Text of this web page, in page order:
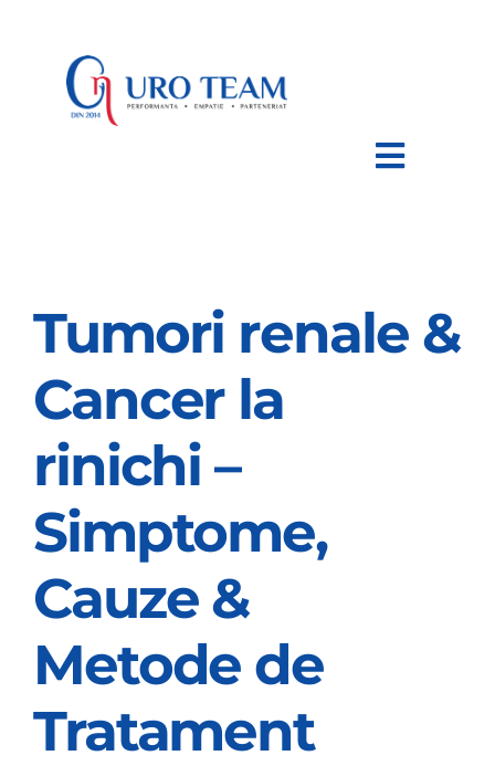
Toggle
DESPRE NOI
AFECTIUNI
TRATAMENTE
OPINIE MEDICALA
INFORMATII PACIENT
MEDIA
PROGRAMARI
Tumori renale &
Cancer la
rinichi –
Simptome,
Cauze &
Metode de
Tratament